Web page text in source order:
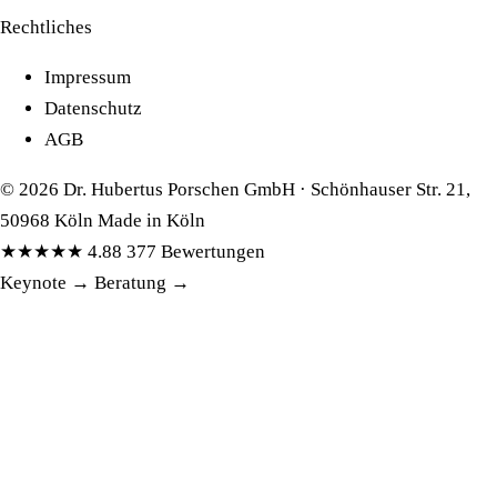
Rechtliches
Impressum
Datenschutz
AGB
© 2026 Dr. Hubertus Porschen GmbH · Schönhauser Str. 21,
50968 Köln Made in Köln
★★★★★ 4.88 377 Bewertungen
Keynote → Beratung →